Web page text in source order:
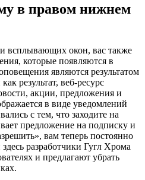
в правом нижнем
всплывающих окон, вас также
которые появляются в
являются результатом
результат, веб-ресурс
акции, предложения и
в виде уведомлений
с тем, что заходите на
предложение на подписку и
вам теперь постоянно
разработчики Гугл Хрома
и предлагают убрать